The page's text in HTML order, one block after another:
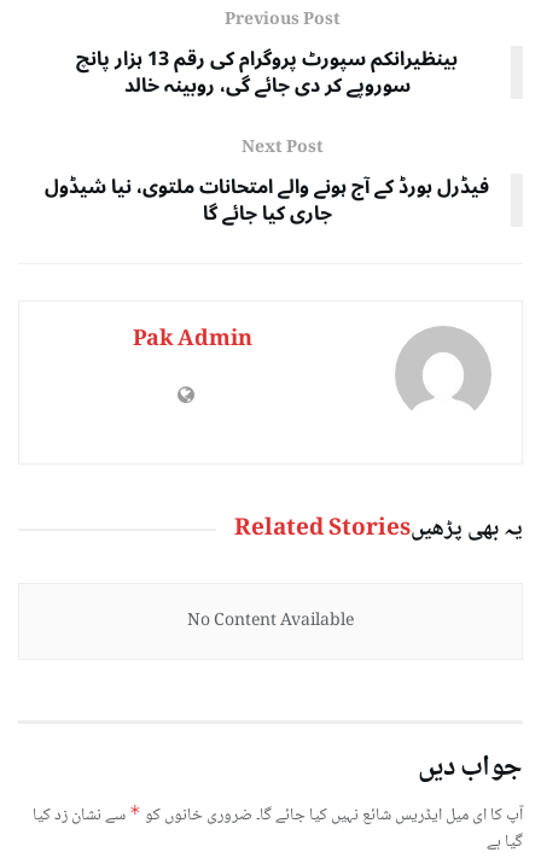
Previous Post
بینظیرانکم سپورٹ پروگرام کی رقم 13 ہزار پانچ
سوروپے کر دی جائے گی، روبینہ خالد
Next Post
فیڈرل بورڈ کے آج ہونے والے امتحانات ملتوی، نیا شیڈول
جاری کیا جائے گا
Pak Admin
یہ بھی پڑھیںRelated Stories
No Content Available
جواب دیں
آپ کا ای میل ایڈریس شائع نہیں کیا جائے گا۔ضروری خانوں کو * سے نشان زد کیا
گیا ہے